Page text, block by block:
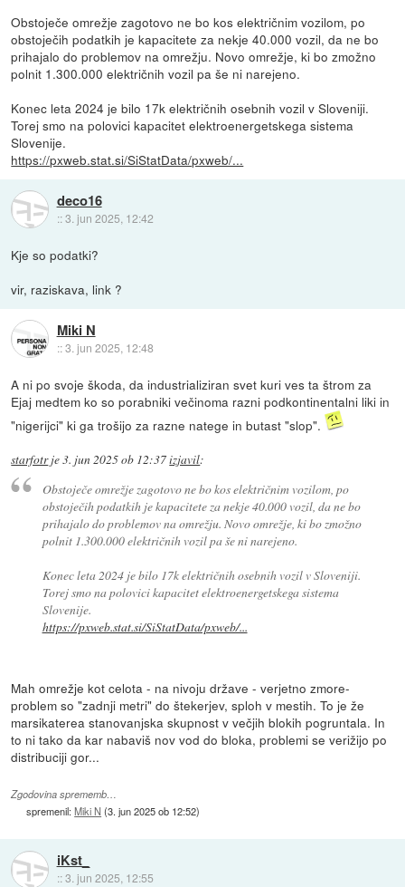
Obstoječe omrežje zagotovo ne bo kos električnim vozilom, po
obstoječih podatkih je kapacitete za nekje 40.000 vozil, da ne bo
prihajalo do problemov na omrežju. Novo omrežje, ki bo zmožno
polnit 1.300.000 električnih vozil pa še ni narejeno.
Konec leta 2024 je bilo 17k električnih osebnih vozil v Sloveniji.
Torej smo na polovici kapacitet elektroenergetskega sistema
Slovenije.
https://pxweb.stat.si/SiStatData/pxweb/...
deco16
::3. jun 2025, 12:42
Kje so podatki?
vir, raziskava, link ?
Miki N
::3. jun 2025, 12:48
A ni po svoje škoda, da industrializiran svet kuri ves ta štrom za
Ejaj medtem ko so porabniki večinoma razni podkontinentalni liki in
"nigerijci" ki ga trošijo za razne natege in butast "slop".
starfotrje3. jun 2025 ob 12:37izjavil:
Obstoječe omrežje zagotovo ne bo kos električnim vozilom, po
obstoječih podatkih je kapacitete za nekje 40.000 vozil, da ne bo
prihajalo do problemov na omrežju. Novo omrežje, ki bo zmožno
polnit 1.300.000 električnih vozil pa še ni narejeno.
Konec leta 2024 je bilo 17k električnih osebnih vozil v Sloveniji.
Torej smo na polovici kapacitet elektroenergetskega sistema
Slovenije.
https://pxweb.stat.si/SiStatData/pxweb/...
Mah omrežje kot celota - na nivoju države - verjetno zmore-
problem so "zadnji metri" do štekerjev, sploh v mestih. To je že
marsikaterea stanovanjska skupnost v večjih blokih pogruntala. In
to ni tako da kar nabaviš nov vod do bloka, problemi se verižijo po
distribuciji gor...
Zgodovina sprememb…
spremenil:Miki N(3. jun 2025 ob 12:52)
iKst_
::3. jun 2025, 12:55